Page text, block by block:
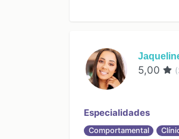
5,00 (
Especialidades
Comportamental